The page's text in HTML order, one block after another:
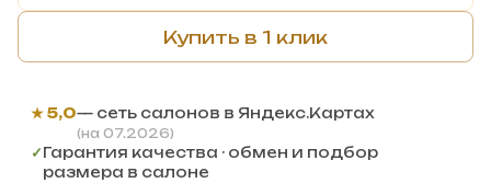
Купить в 1 клик
★ 5,0— сеть салонов в Яндекс.Картах
(на 07.2026)
✓Гарантия качества · обмен и подбор
размера в салоне